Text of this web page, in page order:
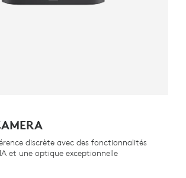
discrète avec des fonctionnalités
et une optique exceptionnelle